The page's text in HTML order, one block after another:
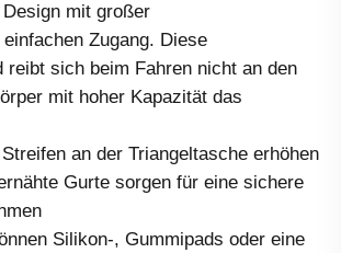
mit großer
Zugang. Diese
reibt sich beim Fahren nicht an den
mit hoher Kapazität das
an der Triangeltasche erhöhen
Gurte sorgen für eine sichere
Silikon-, Gummipads oder eine